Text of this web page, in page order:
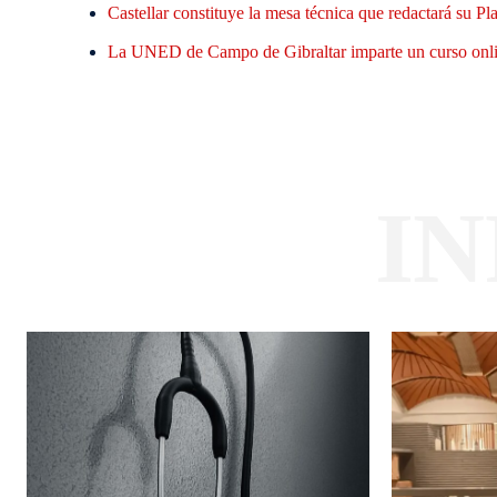
Castellar constituye la mesa técnica que redactará su
La UNED de Campo de Gibraltar imparte un curso